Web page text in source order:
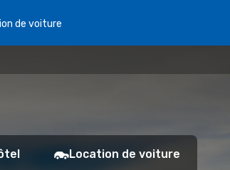
de voiture
Location de voiture